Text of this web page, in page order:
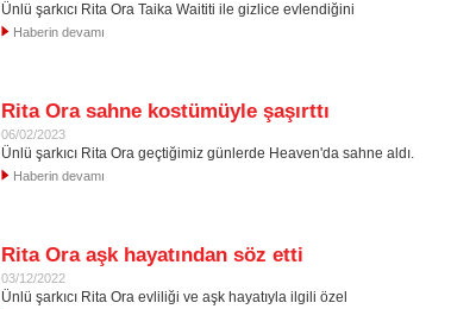
Ünlü şarkıcı Rita Ora Taika Waititi ile gizlice evlendiğini
Haberin devamı
Rita Ora sahne kostümüyle şaşırttı
06/02/2023
Ünlü şarkıcı Rita Ora geçtiğimiz günlerde Heaven'da sahne aldı.
Haberin devamı
Rita Ora aşk hayatından söz etti
03/12/2022
Ünlü şarkıcı Rita Ora evliliği ve aşk hayatıyla ilgili özel